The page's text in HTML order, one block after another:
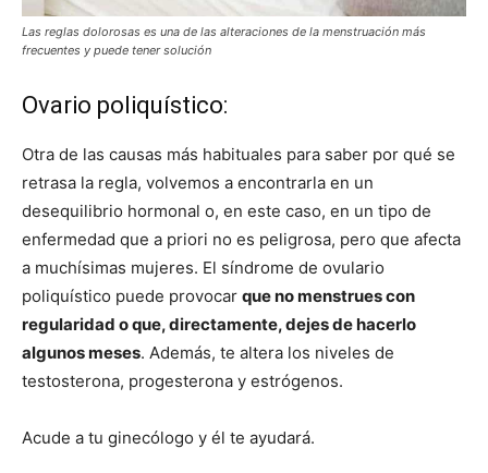
Las reglas dolorosas es una de las alteraciones de la menstruación más
frecuentes y puede tener solución
Ovario poliquístico:
Otra de las causas más habituales para saber por qué se
retrasa la regla, volvemos a encontrarla en un
desequilibrio hormonal o, en este caso, en un tipo de
enfermedad que a priori no es peligrosa, pero que afecta
a muchísimas mujeres. El síndrome de ovulario
poliquístico puede provocar que no menstrues con
regularidad o que, directamente, dejes de hacerlo
algunos meses. Además, te altera los niveles de
testosterona, progesterona y estrógenos.
Acude a tu ginecólogo y él te ayudará.